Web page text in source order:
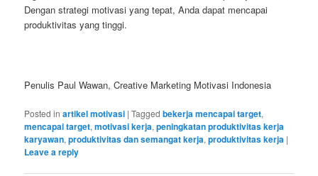
Dengan strategi motivasi yang tepat, Anda dapat mencapai
produktivitas yang tinggi.
Penulis Paul Wawan, Creative Marketing Motivasi Indonesia
Posted in artikel motivasi |Tagged bekerja mencapai target,
mencapai target,motivasi kerja,peningkatan produktivitas kerja
karyawan,produktivitas dan semangat kerja,produktivitas kerja |
Leave a reply